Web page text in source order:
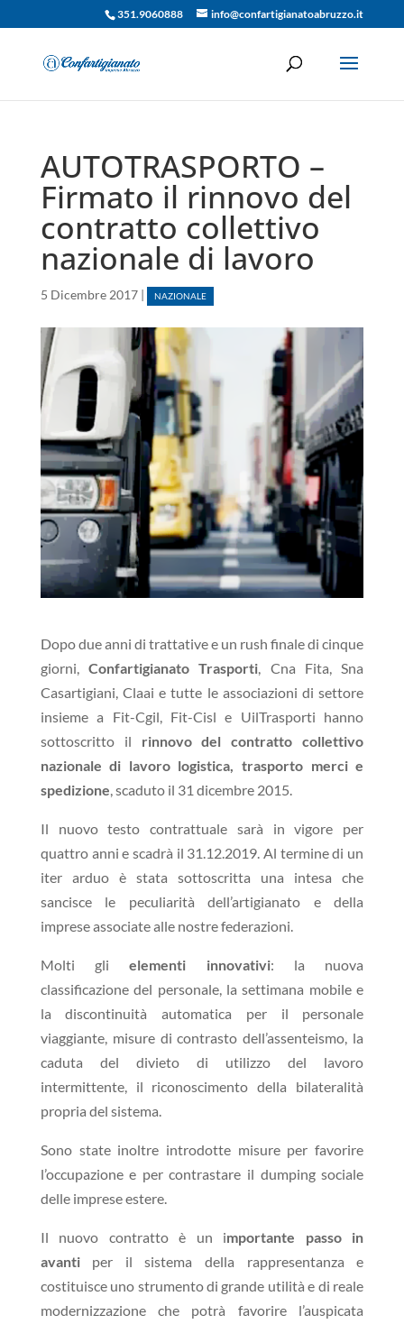
351.9060888 info@confartigianatoabruzzo.it
AUTOTRASPORTO –
Firmato il rinnovo del
contratto collettivo
nazionale di lavoro
5 Dicembre 2017| NAZIONALE
Dopo due anni di trattative e un rush finale di cinque
giorni,Confartigianato Trasporti, Cna Fita, Sna
Casartigiani, Claai e tutte le associazioni di settore
insieme a Fit-Cgil, Fit-Cisl e UilTrasporti hanno
sottoscritto il rinnovo del contratto collettivo
nazionale di lavoro logistica, trasporto merci e
spedizione, scaduto il 31 dicembre 2015.
Il nuovo testo contrattuale sarà in vigore per
quattro anni e scadrà il 31.12.2019. Al termine di un
iter arduo è stata sottoscritta una intesa che
sancisce le peculiarità dell’artigianato e della
imprese associate alle nostre federazioni.
Molti glielementi innovativi: la nuova
classificazione del personale, la settimana mobile e
la discontinuità automatica per il personale
viaggiante, misure di contrasto dell’assenteismo, la
caduta del divieto di utilizzo del lavoro
intermittente, il riconoscimento della bilateralità
propria del sistema.
Sono state inoltre introdotte misure per favorire
l’occupazione e per contrastare il dumping sociale
delle imprese estere.
Il nuovo contratto è un importante passo in
avantiper il sistema della rappresentanza e
costituisce uno strumento di grande utilità e di reale
modernizzazione che potrà favorire l’auspicata